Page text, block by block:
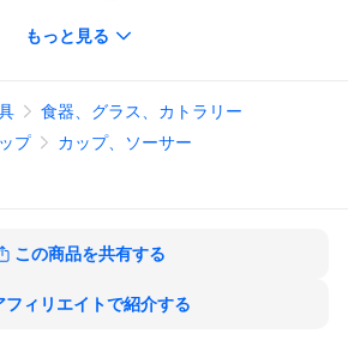
然ならではの表情をお楽しみください。
め、木目や色合いは一点一点異なりま
ご使用になる場合は、口に入れられる程
を拭き取るようにしてください。
でください。
もっと見る
食器、グラス、カトラリー
プ
カップ、ソーサー
この商品を共有する
フィリエイトで紹介する